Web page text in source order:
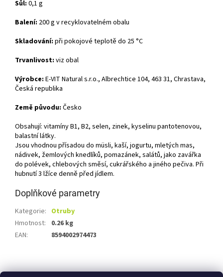
Sůl: 0,1 g
Balení: 200 g v recyklovatelném obalu
Skladování: při pokojové teplotě do 25 °C
Trvanlivost: viz obal
Výrobce: E-VIT Natural s.r.o., Albrechtice 104, 463 31, Chrastava,
Česká republika
Země původu: Česko
Obsahují: vitamíny B1, B2, selen, zinek, kyselinu pantotenovou,
balastní látky.
Jsou vhodnou přísadou do müsli, kaší, jogurtu, mletých mas,
nádivek, žemlových knedlíků, pomazánek, salátů, jako zavářka
do polévek, chlebových směsí, cukrářského a jiného pečiva. Při
hubnutí 3 lžíce denně před jídlem.
Doplňkové parametry
Kategorie: Otruby
Hmotnost:
0.26 kg
EAN: 8594002974473